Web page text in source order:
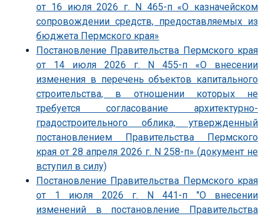
от 16 июля 2026 г. N 465-п «О казначейском
сопровождении средств, предоставляемых из
бюджета Пермского края»
Постановление Правительства Пермского края
от 14 июля 2026 г. N 455-п «О внесении
изменения в перечень объектов капитального
строительства, в отношении которых не
требуется согласование архитектурно-
градостроительного облика, утвержденный
постановлением Правительства Пермского
края от 28 апреля 2026 г. N 258-п» (документ не
вступил в силу)
Постановление Правительства Пермского края
от 1 июля 2026 г. N 441-п "О внесении
изменений в постановление Правительства